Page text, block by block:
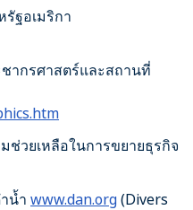
ฐอเมริกา
ากรศาสตร์และสถานที่
ช่วยเหลือในการขยายธุรกิจ
น้ำ www.dan.org(Divers